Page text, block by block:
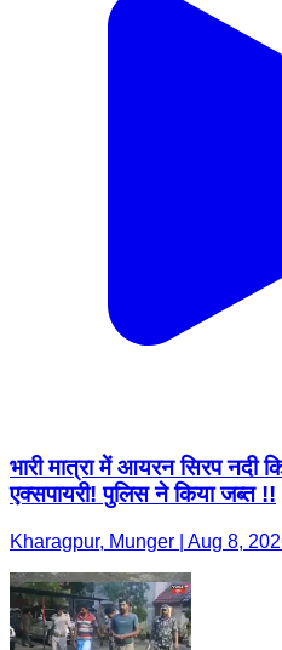
भारी मात्रा में आयरन सिरप नदी
एक्सपायरी! पुलिस ने किया जब्त !!
Kharagpur, Munger | Aug 8,